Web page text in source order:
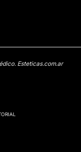
Esteticas.com.ar